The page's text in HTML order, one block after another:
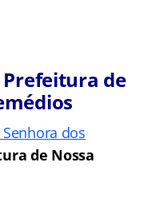
de
dos
de Nossa